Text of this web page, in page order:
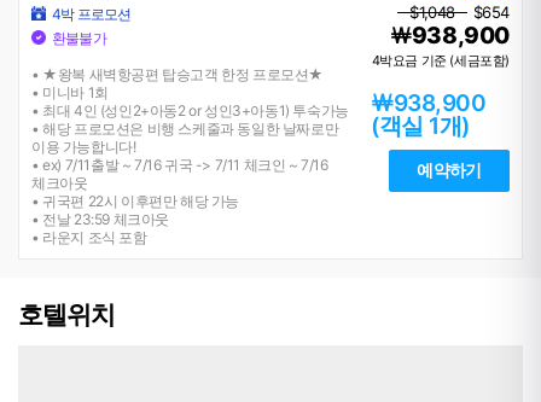
4박 프로모션
환불불가
• ★왕복 새벽항공편 탑승고객 한정 프로모션★
• 미니바 1회
• 최대 4인 (성인2+아동2 or 성인3+아동1) 투숙가능
• 해당 프로모션은 비행 스케줄과 동일한 날짜로만
이용 가능합니다!
• ex) 7/11출발 ~ 7/16 귀국 -> 7/11 체크인 ~ 7/16
체크아웃
• 귀국편 22시 이후편만 해당 가능
• 전날 23:59 체크아웃
• 라운지 조식 포함
$1,048 $654
￦938,900
4박요금 기준 (세금포함)
￦938,900
(객실 1개)
예약하기
호텔위치